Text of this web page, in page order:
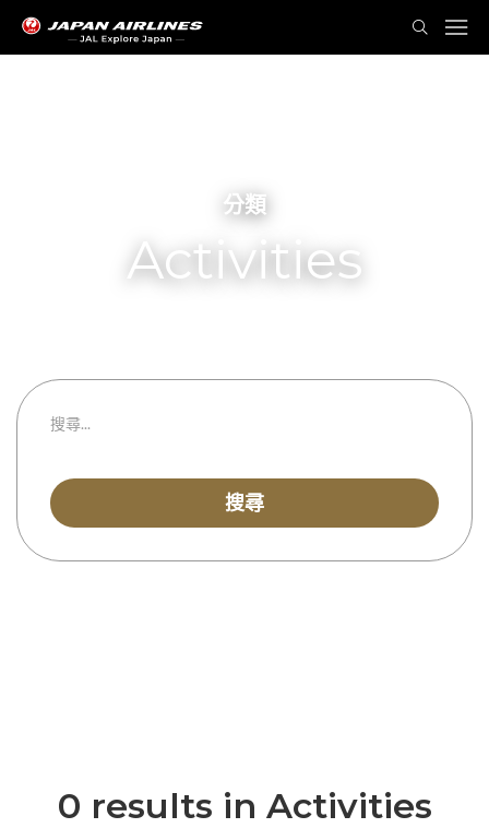
分類
Activities
搜尋
0 results in Activities